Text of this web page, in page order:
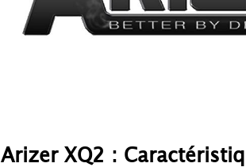
Arizer XQ2 :